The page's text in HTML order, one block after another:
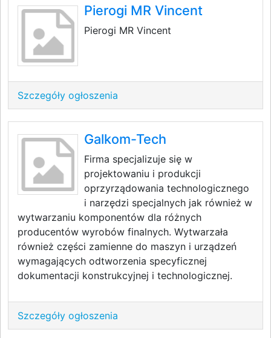
Pierogi MR Vincent
Pierogi MR Vincent
Szczegóły ogłoszenia
Galkom-Tech
Firma specjalizuje się w
projektowaniu i produkcji
oprzyrządowania technologicznego
i narzędzi specjalnych jak również w
wytwarzaniu komponentów dla różnych
producentów wyrobów finalnych. Wytwarzała
również części zamienne do maszyn i urządzeń
wymagających odtworzenia specyficznej
dokumentacji konstrukcyjnej i technologicznej.
Szczegóły ogłoszenia